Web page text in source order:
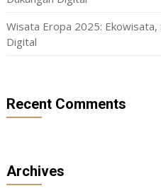
Wisata Eropa 2025:
Digital
Recent Comments
Archives